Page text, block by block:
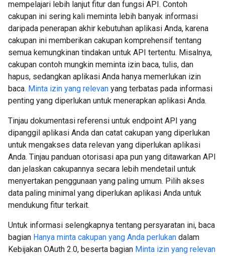
mempelajari lebih lanjut fitur dan fungsi API. Contoh
cakupan ini sering kali meminta lebih banyak informasi
daripada penerapan akhir kebutuhan aplikasi Anda, karena
cakupan ini memberikan cakupan komprehensif tentang
semua kemungkinan tindakan untuk API tertentu. Misalnya,
cakupan contoh mungkin meminta izin baca, tulis, dan
hapus, sedangkan aplikasi Anda hanya memerlukan izin
baca. Minta izin yang relevan yang terbatas pada informasi
penting yang diperlukan untuk menerapkan aplikasi Anda.
Tinjau dokumentasi referensi untuk endpoint API yang
dipanggil aplikasi Anda dan catat cakupan yang diperlukan
untuk mengakses data relevan yang diperlukan aplikasi
Anda. Tinjau panduan otorisasi apa pun yang ditawarkan API
dan jelaskan cakupannya secara lebih mendetail untuk
menyertakan penggunaan yang paling umum. Pilih akses
data paling minimal yang diperlukan aplikasi Anda untuk
mendukung fitur terkait.
Untuk informasi selengkapnya tentang persyaratan ini, baca
bagian Hanya minta cakupan yang Anda perlukan dalam
Kebijakan OAuth 2.0, beserta bagian Minta izin yang relevan